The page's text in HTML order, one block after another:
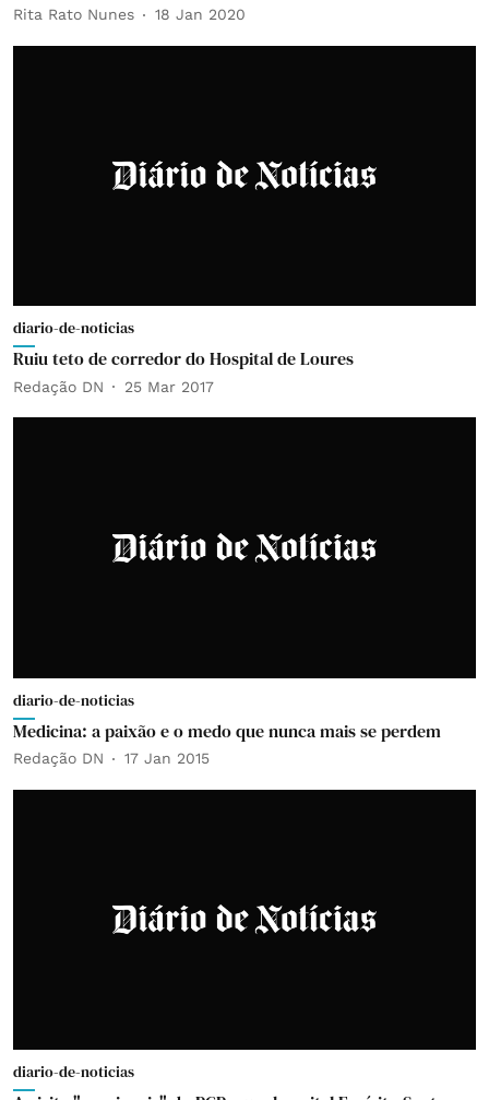
Rita Rato Nunes 18 Jan 2020
diario-de-noticias
Ruiu teto de corredor do Hospital de Loures
Redação DN 25 Mar 2017
diario-de-noticias
Medicina: a paixão e o medo que nunca mais se perdem
Redação DN 17 Jan 2015
diario-de-noticias